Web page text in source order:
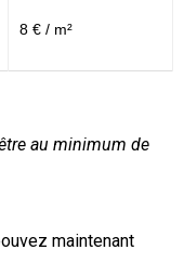
8 € / m²
au minimum de
maintenant